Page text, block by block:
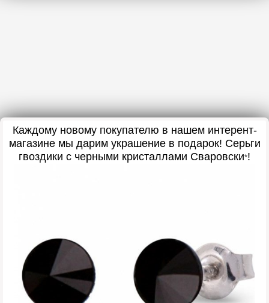
Каждому новому покупателю в нашем интерент-
магазине мы дарим украшение в подарок! Серьги
гвоздики с черными кристаллами Сваровски*!